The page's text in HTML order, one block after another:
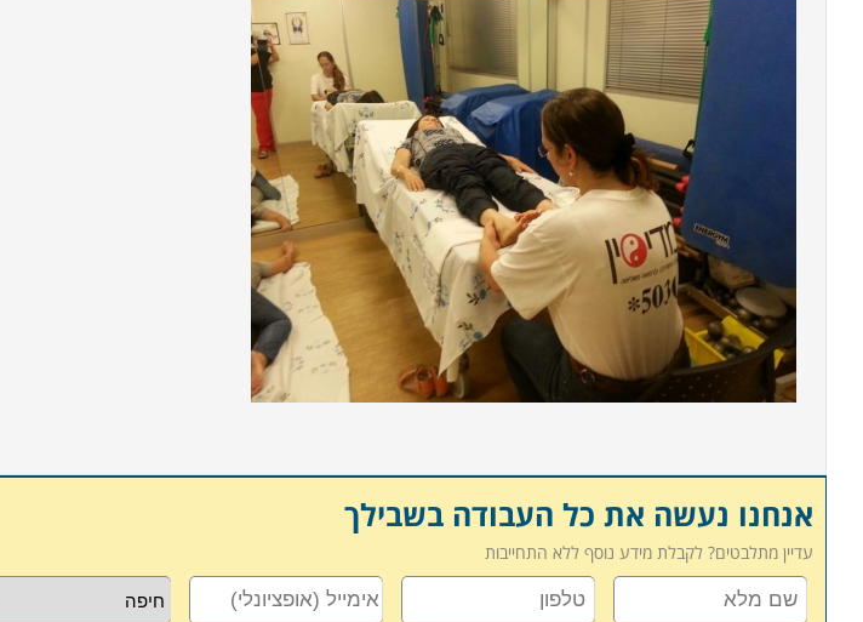
אנחנו נעשה את כל העבודה בשבילך
עדיין מתלבטים? לקבלת מידע נוסף ללא התחייבות